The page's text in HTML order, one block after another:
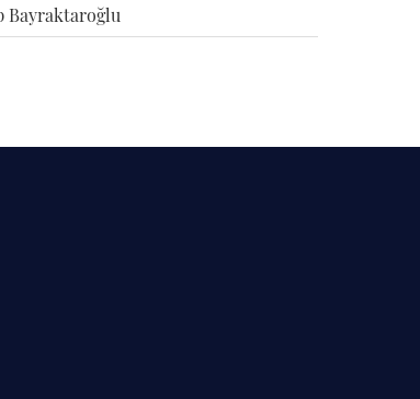
Bayraktaroğlu